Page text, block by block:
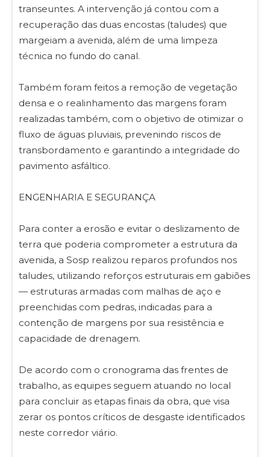
transeuntes. A intervenção já contou com a
recuperação das duas encostas (taludes) que
margeiam a avenida, além de uma limpeza
técnica no fundo do canal.
Também foram feitos a remoção de vegetação
densa e o realinhamento das margens foram
realizadas também, com o objetivo de otimizar o
fluxo de águas pluviais, prevenindo riscos de
transbordamento e garantindo a integridade do
pavimento asfáltico.
ENGENHARIA E SEGURANÇA
Para conter a erosão e evitar o deslizamento de
terra que poderia comprometer a estrutura da
avenida, a Sosp realizou reparos profundos nos
taludes, utilizando reforços estruturais em gabiões
— estruturas armadas com malhas de aço e
preenchidas com pedras, indicadas para a
contenção de margens por sua resistência e
capacidade de drenagem.
De acordo com o cronograma das frentes de
trabalho, as equipes seguem atuando no local
para concluir as etapas finais da obra, que visa
zerar os pontos críticos de desgaste identificados
neste corredor viário.